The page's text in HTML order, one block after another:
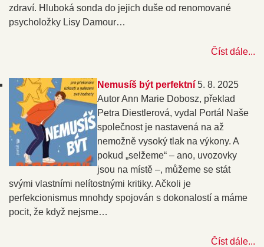
zdraví. Hluboká sonda do jejich duše od renomované
psycholožky Lisy Damour…
Číst dále...
Nemusíš být perfektní 5. 8. 2025
Autor Ann Marie Dobosz, překlad
Petra Diestlerová, vydal Portál Naše
společnost je nastavená na až
nemožně vysoký tlak na výkony. A
pokud „selžeme“ – ano, uvozovky
jsou na místě –, můžeme se stát
svými vlastními nelítostnými kritiky. Ačkoli je
perfekcionismus mnohdy spojován s dokonalostí a máme
pocit, že když nejsme…
Číst dále...